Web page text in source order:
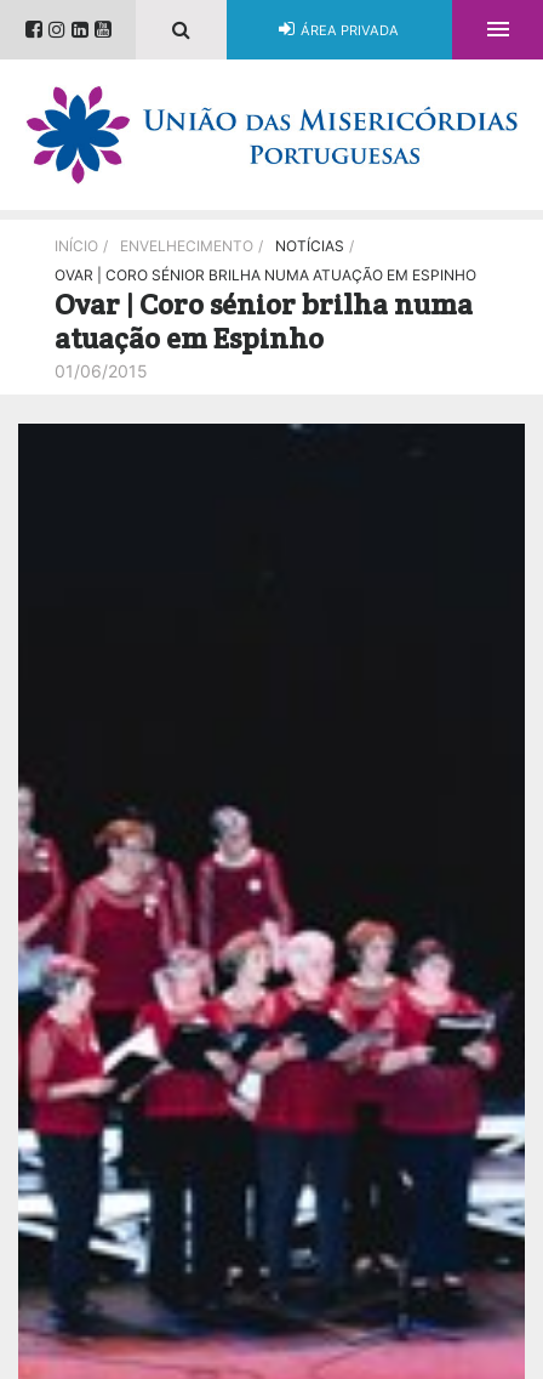
ÁREA PRIVADA 
INÍCIO / ENVELHECIMENTO / NOTÍCIAS /
OVAR | CORO SÉNIOR BRILHA NUMA ATUAÇÃO EM ESPINHO
Ovar | Coro sénior brilha numa
atuação em Espinho
01/06/2015